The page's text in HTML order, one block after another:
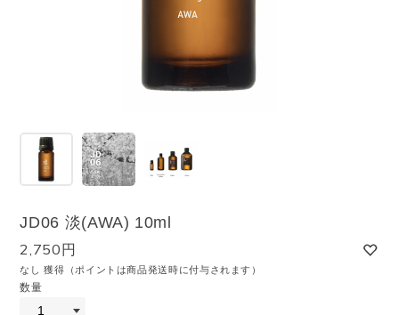
JD06 淡(AWA) 10ml
2,750円
なし 獲得（ポイントは商品発送時に付与されます）
数量